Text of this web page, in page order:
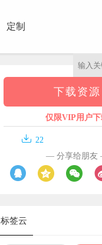
定制
下载资源
仅限VIP用户
 22
— 分享给朋
标签云